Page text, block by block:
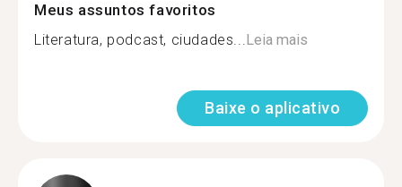
Meus assuntos favoritos
Literatura, podcast, ciudades...Leia mais
Baixe o aplicativo